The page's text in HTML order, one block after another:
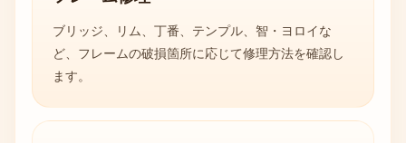
ブリッジ、リム、丁番、テンプル、智・ヨロイな
ど、フレームの破損箇所に応じて修理方法を確認し
ます。